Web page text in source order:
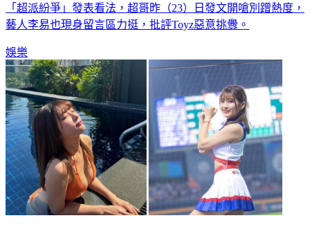
果再倒回一次的話，我還是會揍他」，許多網紅紛紛對此次的
「超派紛爭」發表看法，超哥昨（23）日發文開嗆別蹭熱度，
娛樂